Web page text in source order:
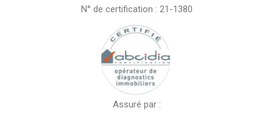
N° de certification : 21-1380
Assuré par :